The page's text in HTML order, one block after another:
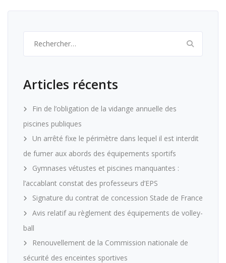
Articles récents
Fin de l’obligation de la vidange annuelle des
piscines publiques
Un arrêté fixe le périmètre dans lequel il est interdit
de fumer aux abords des équipements sportifs
Gymnases vétustes et piscines manquantes :
l’accablant constat des professeurs d’EPS
Signature du contrat de concession Stade de France
Avis relatif au règlement des équipements de volley-
ball
Renouvellement de la Commission nationale de
sécurité des enceintes sportives